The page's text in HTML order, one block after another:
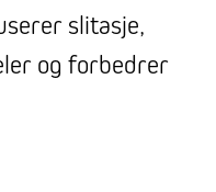
slitasje,
og forbedrer